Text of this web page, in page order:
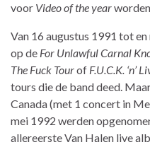
voor Video of the year
Van 16 augustus 1991 tot
op de For Unlawful Carnal
The Fuck Tourof F.U.C.K. ‘n’
tours die de band deed.
Canada (met 1 concert in
mei 1992 werden
allereerste Van Halen live